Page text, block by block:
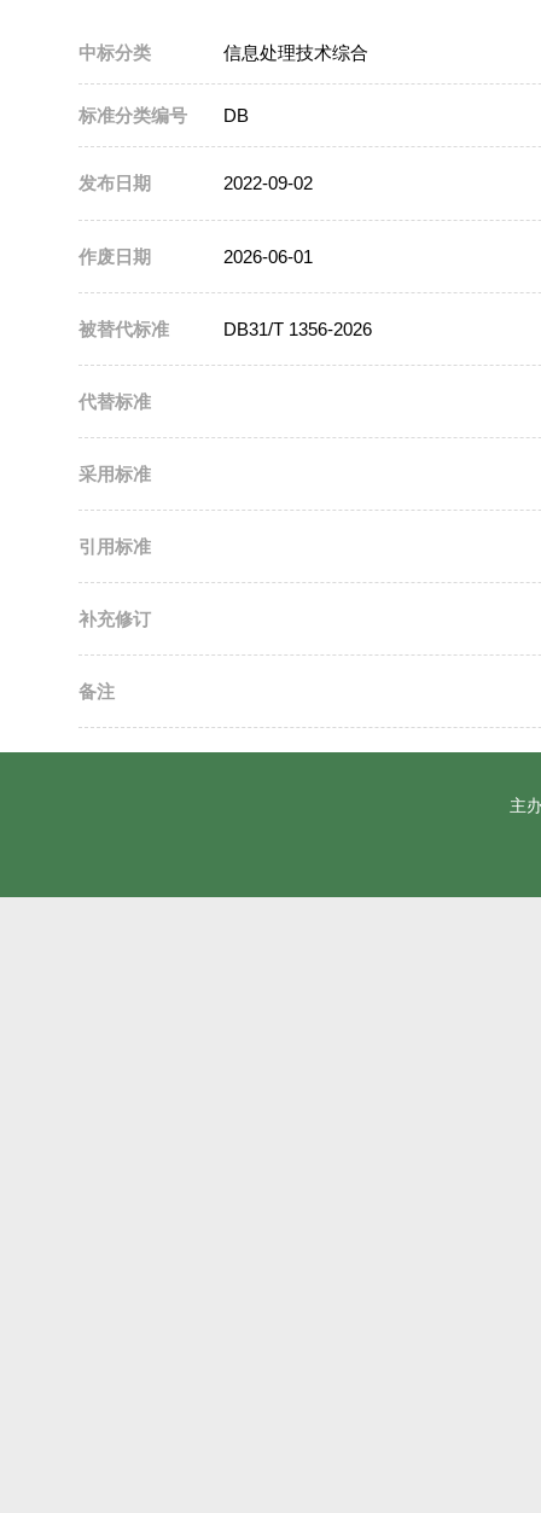
中标分类 信息处理技术综合
标准分类编号 DB
发布日期 2022-09-02
作废日期 2026-06-01
被替代标准 DB31/T 1356-2026
代替标准
采用标准
引用标准
补充修订
备注
主